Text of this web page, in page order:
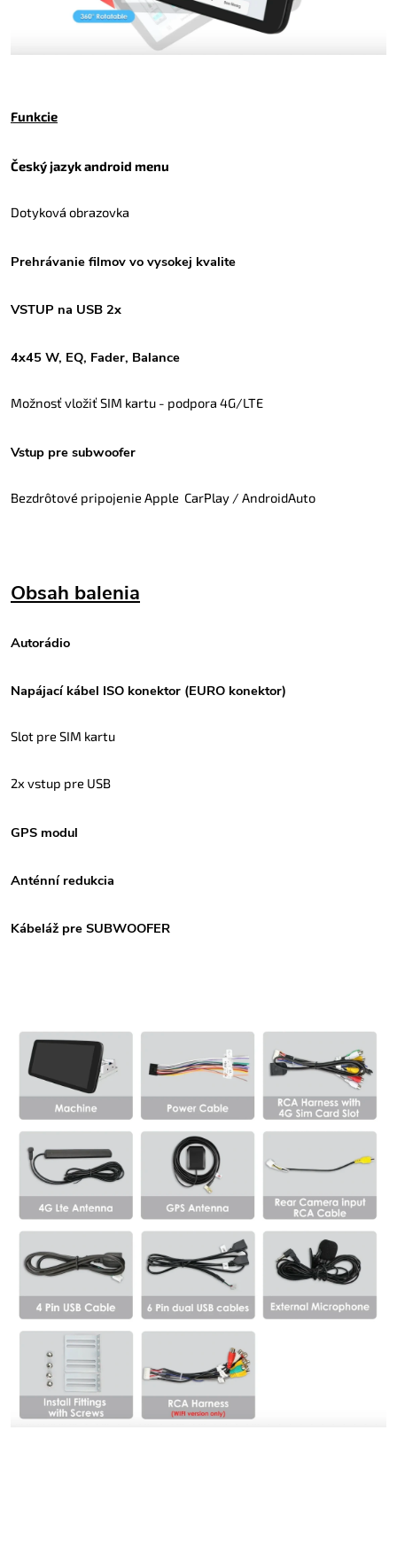
Funkcie
Český jazyk android menu
Dotyková obrazovka
Prehrávanie filmov vo vysokej kvalite
VSTUP na USB 2x
4x45 W, EQ, Fader, Balance
Možnosť vložiť SIM kartu - podpora 4G/LTE
Vstup pre subwoofer
Bezdrôtové pripojenie Apple CarPlay / AndroidAuto
Obsah balenia
Autorádio
Napájací kábel ISO konektor (EURO konektor)
Slot pre SIM kartu
2x vstup pre USB
GPS modul
Anténní redukcia
Kábeláž pre SUBWOOFER